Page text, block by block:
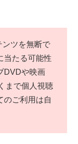
ツを無断で
当たる可能性
DVDや映画
まで個人視聴
のご利用は自